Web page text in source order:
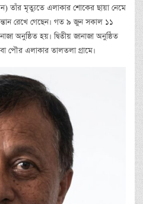
তাঁর মৃত্যুতে এলাকার শোকের ছায়া নেমে
রেখে গেছেন। গত ৯ জুন সকাল ১১
অনুষ্ঠিত হয়। দ্বিতীয় জানাজা অনুষ্ঠিত
পৌর এলাকার তালতলা গ্রামে।